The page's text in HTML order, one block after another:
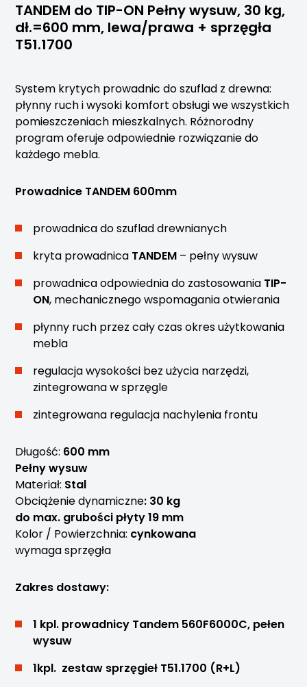
TANDEM do TIP-ON Pełny wysuw, 30 kg,
dł.=600 mm, lewa/prawa + sprzęgła
T51.1700
System krytych prowadnic do szuflad z drewna:
płynny ruch i wysoki komfort obsługi we wszystkich
pomieszczeniach mieszkalnych. Różnorodny
program oferuje odpowiednie rozwiązanie do
każdego mebla.
Prowadnice TANDEM 600mm
prowadnica do szuflad drewnianych
kryta prowadnica TANDEM – pełny wysuw
prowadnica odpowiednia do zastosowania TIP-
ON, mechanicznego wspomagania otwierania
płynny ruch przez cały czas okres użytkowania
mebla
regulacja wysokości bez użycia narzędzi,
zintegrowana w sprzęgle
zintegrowana regulacja nachylenia frontu
Długość: 600 mm
Pełny wysuw
Materiał: Stal
Obciążenie dynamiczne: 30 kg
do max. grubości płyty 19 mm
Kolor / Powierzchnia: cynkowana
wymaga sprzęgła
Zakres dostawy:
1 kpl. prowadnicy Tandem 560F6000C, pełen
wysuw
1kpl. zestaw sprzęgieł T51.1700 (R+L)